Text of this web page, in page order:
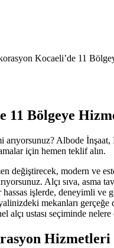
Kocaeli’de 11
11 Bölgeye
arıyorsunuz? Albode
için hemen teklif alın.
modern ve
Alçı sıva, asma
işlerde, deneyimli
mekanları
ustası seçiminde
Hizmetleri